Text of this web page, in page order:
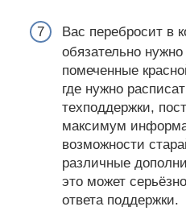
Вас перебросит в
обязательно
помеченные
где нужно
техподдержки,
максимум
возможности
различные
это может
ответа поддержки.